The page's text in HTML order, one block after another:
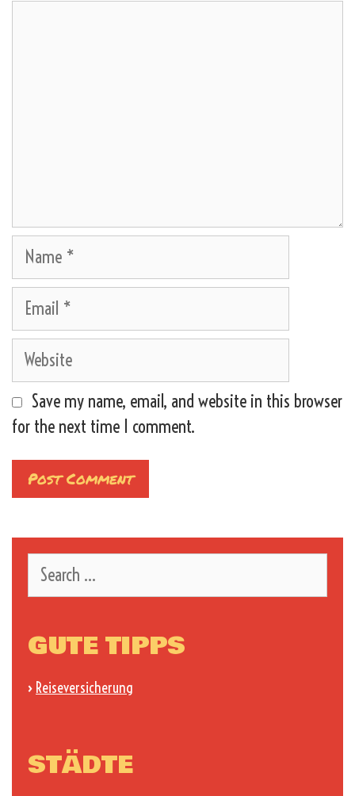
Name
Email
Website
Save my name, email, and website in this browser
for the next time I comment.
for:
GUTE TIPPS
› Reiseversicherung
STÄDTE